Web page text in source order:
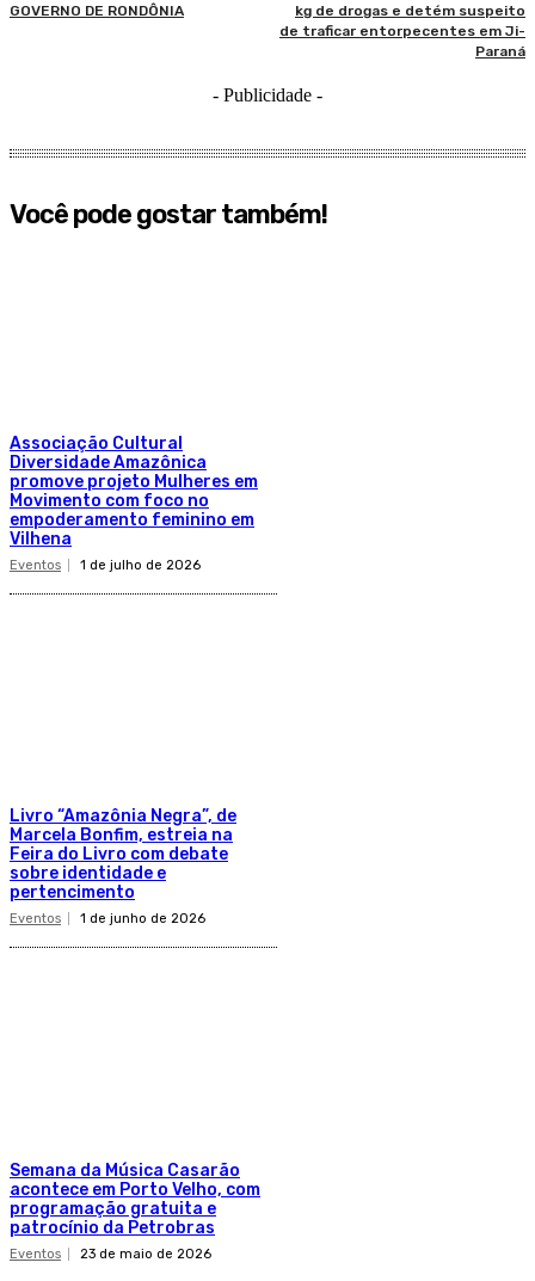
GOVERNO DE RONDÔNIA
kg de drogas e detém suspeito
de traficar entorpecentes em Ji-
Paraná
- Publicidade -
Você pode gostar também!
Associação Cultural
Diversidade Amazônica
promove projeto Mulheres em
Movimento com foco no
empoderamento feminino em
Vilhena
Eventos 1 de julho de 2026
Livro “Amazônia Negra”, de
Marcela Bonfim, estreia na
Feira do Livro com debate
sobre identidade e
pertencimento
Eventos 1 de junho de 2026
Semana da Música Casarão
acontece em Porto Velho, com
programação gratuita e
patrocínio da Petrobras
Eventos 23 de maio de 2026